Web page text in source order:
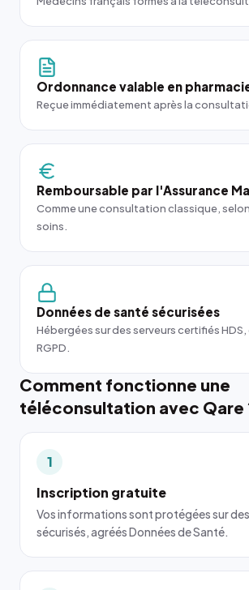
Ordonnance valable en
Reçue immédiatement après la
Remboursable par l'Assurance
Comme une consultation classique,
soins.
Données de santé sécurisées
Hébergées sur des serveurs certifiés
RGPD.
Comment fonctionne une
téléconsultation avec Qare
1
Inscription gratuite
Vos informations sont protégées sur
sécurisés, agréés Données de Santé.